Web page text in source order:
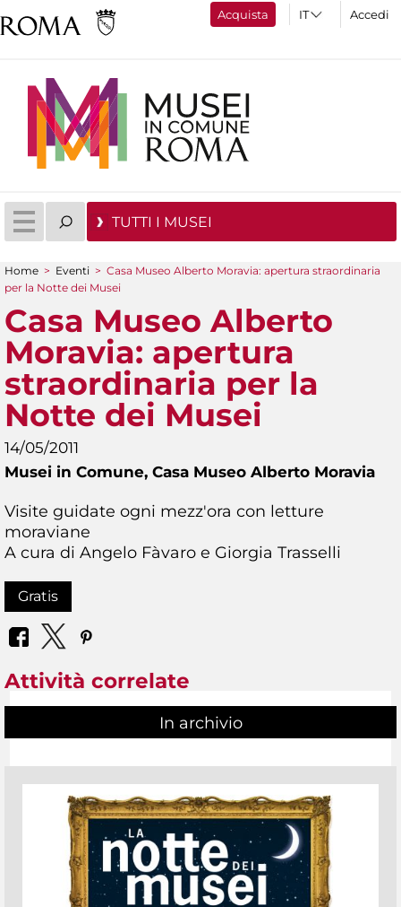
Acquista Accedi
TUTTI I MUSEI
Tu sei qui
Home > Eventi > Casa Museo Alberto Moravia: apertura straordinaria
per la Notte dei Musei
Casa Museo Alberto
Moravia: apertura
straordinaria per la
Notte dei Musei
14/05/2011
Musei in Comune, Casa Museo Alberto Moravia
Visite guidate ogni mezz'ora con letture
moraviane
A cura di Angelo Fàvaro e Giorgia Trasselli
Gratis
Attività correlate
In archivio